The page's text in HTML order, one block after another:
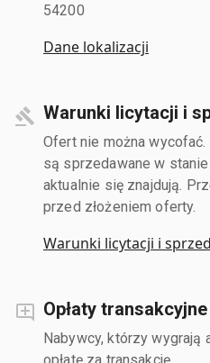
54200
Dane lokalizacji
Warunki licytacji i
Ofert nie można
są sprzedawane w
aktualnie się znajdują.
przed złożeniem oferty.
Warunki licytacji i
Opłaty transakcyjne
Nabywcy, którzy wygrają